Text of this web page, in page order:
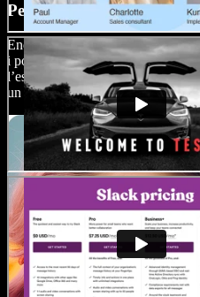
Pel·lícules de misteri i
Endinsa’t en el món de la tensió i
i por. Aquestes combinen
l’espectador en suspens. Solen
un fenomen paranormal que